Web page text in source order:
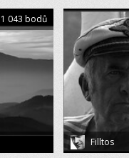
1 043 bodů
Filltos